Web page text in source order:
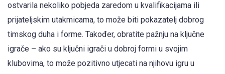
ostvarila nekoliko pobjeda zaredom u kvalifikacijama ili
prijateljskim utakmicama, to može biti pokazatelj dobrog
timskog duha i forme. Također, obratite pažnju na ključne
igrače – ako su ključni igrači u dobroj formi u svojim
klubovima, to može pozitivno utjecati na njihovu igru u